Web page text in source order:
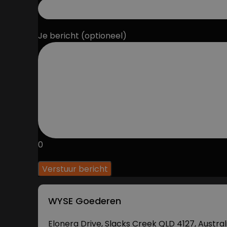
Je bericht (optioneel)
0
WYSE Goederen
Elonera Drive, Slacks Creek QLD 4127,